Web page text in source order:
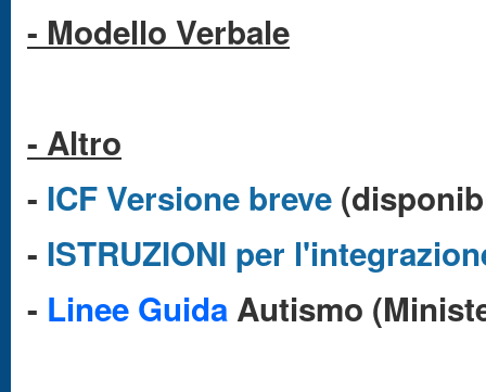
- Modello Verbale
- Altro
- ICF Versione breve
- ISTRUZIONI per
- Linee Guida Autismo